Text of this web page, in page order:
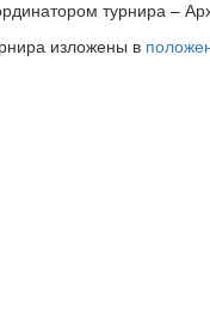
турнира –
изложены в